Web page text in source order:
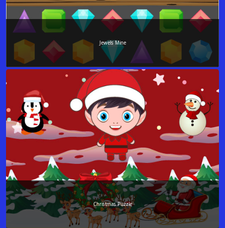
Jewels Mine
Christmas Puzzle